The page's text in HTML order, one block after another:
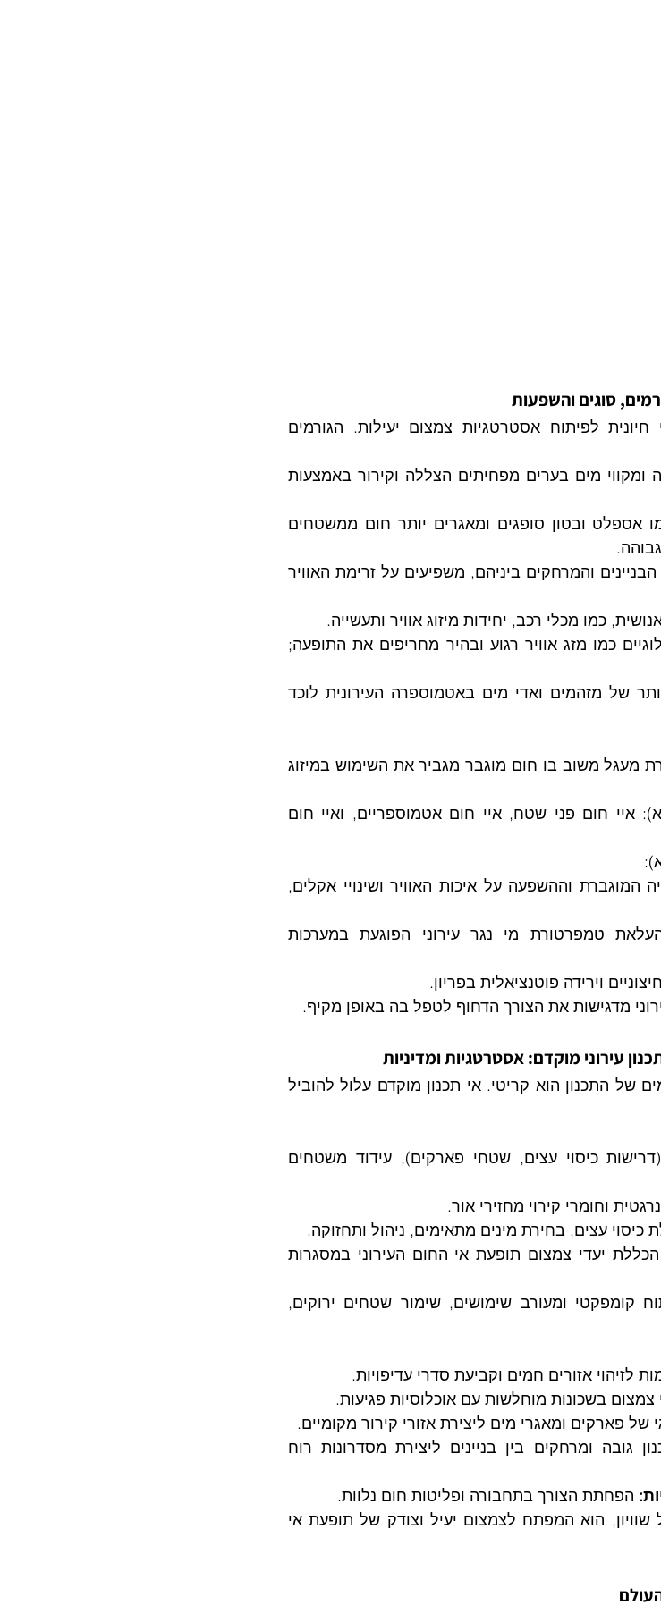
כמו מכלי רכב, יחידות מיזוג אוויר ותעשייה.
וירידה פוטנציאלית בפריון.
מדגישות את הצורך הדחוף לטפל בה באופן מקיף.
וחומרי קירוי מחזירי אור.
כיסוי עצים, בחירת מינים מתאימים, ניהול ותחזוקה.
לזיהוי אזורים חמים וקביעת סדרי עדיפויות.
צמצום בשכונות מוחלשות עם אוכלוסיות פגיעות.
של פארקים ומאגרי מים ליצירת אזורי קירור מקומיים.
הפחתת הצורך בתחבורה ופליטות חום נלוות.